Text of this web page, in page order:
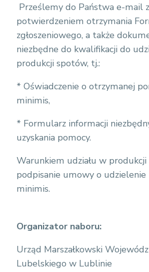
Prześlemy do Państwa e-mail z
potwierdzeniem otrzymania
zgłoszeniowego, a także
niezbędne do kwalifikacji do
produkcji spotów, tj.:
* Oświadczenie o otrzymanej
minimis,
* Formularz informacji
uzyskania pomocy.
Warunkiem udziału w
podpisanie umowy o udzielenie
minimis.
Organizator naboru:
Urząd Marszałkowski
Lubelskiego w Lublinie